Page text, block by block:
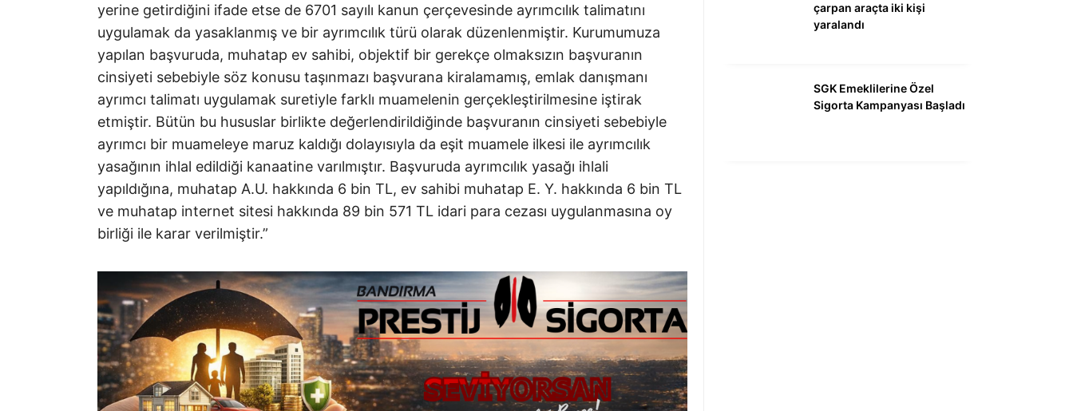
yerine getirdiğini ifade etse de 6701 sayılı kanun çerçevesinde ayrımcılık talimatını
uygulamak da yasaklanmış ve bir ayrımcılık türü olarak düzenlenmiştir. Kurumumuza
yapılan başvuruda, muhatap ev sahibi, objektif bir gerekçe olmaksızın başvuranın
cinsiyeti sebebiyle söz konusu taşınmazı başvurana kiralamamış, emlak danışmanı
ayrımcı talimatı uygulamak suretiyle farklı muamelenin gerçekleştirilmesine iştirak
etmiştir. Bütün bu hususlar birlikte değerlendirildiğinde başvuranın cinsiyeti sebebiyle
ayrımcı bir muameleye maruz kaldığı dolayısıyla da eşit muamele ilkesi ile ayrımcılık
yasağının ihlal edildiği kanaatine varılmıştır. Başvuruda ayrımcılık yasağı ihlali
yapıldığına, muhatap A.U. hakkında 6 bin TL, ev sahibi muhatap E. Y. hakkında 6 bin TL
ve muhatap internet sitesi hakkında 89 bin 571 TL idari para cezası uygulanmasına oy
birliği ile karar verilmiştir.”
çarpan araçta iki kişi
yaralandı
SGK Emeklilerine Özel
Sigorta Kampanyası Başladı